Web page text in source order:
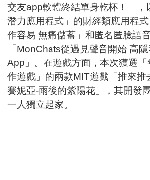
交友app軟體終結單身乾杯！」，
潛力應用程式」的財經類應用程
作容易 無痛儲蓄」和匿名匿臉語
「MonChats從遇見聲音開始 高
App」。在遊戲方面，本次獲選「
作遊戲」的兩款MIT遊戲「推來推
賽妮亞-雨後的紫陽花」，其開發
一人獨立起家。